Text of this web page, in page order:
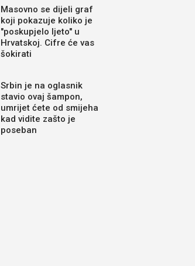
Masovno se dijeli graf
koji pokazuje koliko je
"poskupjelo ljeto" u
Hrvatskoj. Cifre će vas
šokirati
Srbin je na oglasnik
stavio ovaj šampon,
umrijet ćete od smijeha
kad vidite zašto je
poseban